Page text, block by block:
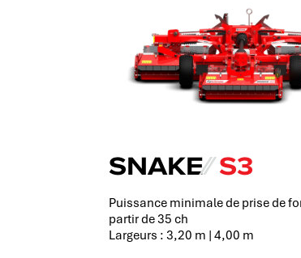
SNAKE⁄⁄ S3
Puissance minimale de prise de
partir de 35 ch
Largeurs : 3,20 m | 4,00 m